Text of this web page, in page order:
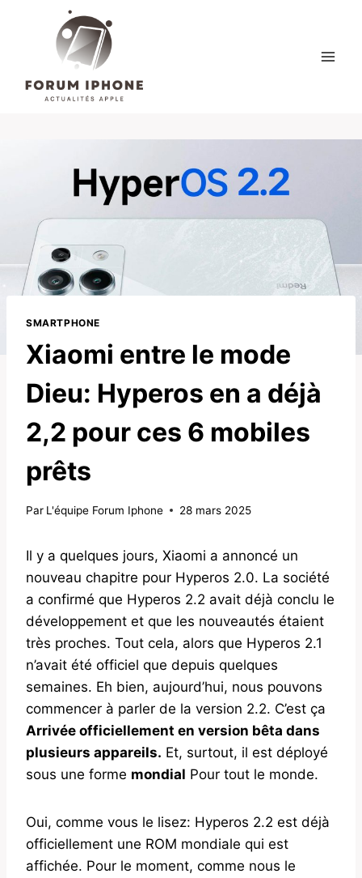
SMARTPHONE
Xiaomi entre le mode
Dieu: Hyperos en a déjà
2,2 pour ces 6 mobiles
prêts
Par L'équipe Forum Iphone 28 mars 2025
Il y a quelques jours, Xiaomi a annoncé un
nouveau chapitre pour Hyperos 2.0. La société
a confirmé que Hyperos 2.2 avait déjà conclu le
développement et que les nouveautés étaient
très proches. Tout cela, alors que Hyperos 2.1
n’avait été officiel que depuis quelques
semaines. Eh bien, aujourd’hui, nous pouvons
commencer à parler de la version 2.2. C’est ça
Arrivée officiellement en version bêta dans
plusieurs appareils. Et, surtout, il est déployé
sous une forme mondial Pour tout le monde.
Oui, comme vous le lisez: Hyperos 2.2 est déjà
officiellement une ROM mondiale qui est
affichée. Pour le moment, comme nous le